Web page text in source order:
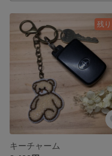
残
キーチャーム